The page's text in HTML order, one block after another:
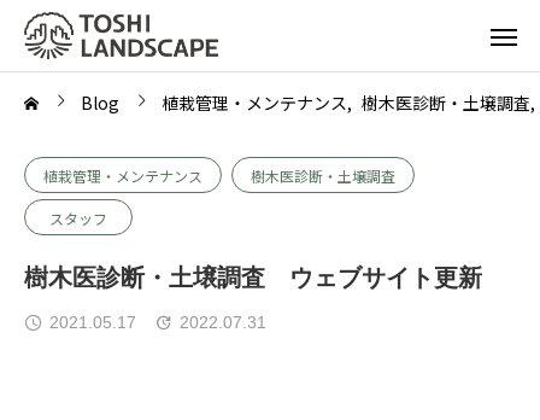
Blog 植栽管理・メンテナンス 樹木医診断・土壌調査
植栽管理・メンテナンス 樹木医診断・土壌調査
スタッフ
樹木医診断・土壌調査 ウェブサイト更新
2021.05.17 2022.07.31